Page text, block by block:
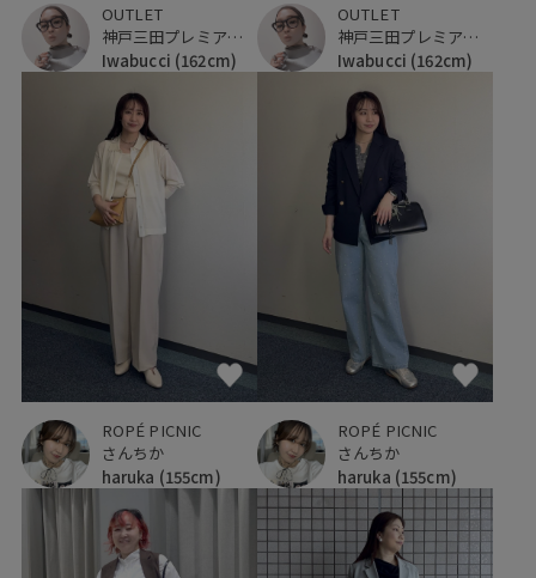
OUTLET
神戸三田プレミアム・アウトレット
Iwabucci (162cm)
OUTLET
神戸三田プレミアム・アウトレット
Iwabucci (162cm)
ROPÉ PICNIC
さんちか
haruka (155cm)
ROPÉ PICNIC
さんちか
haruka (155cm)